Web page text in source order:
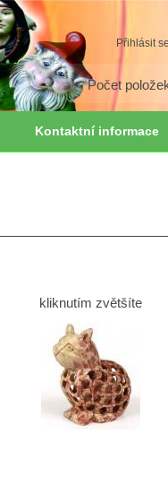
Přihlásit se
Počet
Kontaktní informace
kliknutím zvětšíte